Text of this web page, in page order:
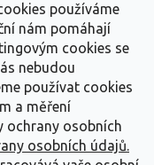
používáme
nám pomáhají
cookies se
nebudou
používat cookies
a měření
ochrany osobních
osobních údajů.